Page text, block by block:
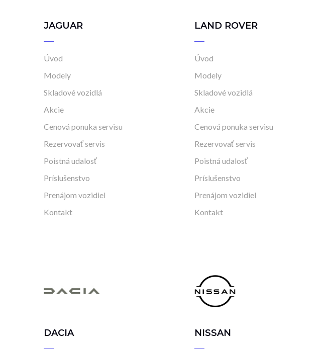
JAGUAR
Úvod
Modely
Skladové vozidlá
Akcie
Cenová ponuka servisu
Rezervovať servis
Poistná udalosť
Príslušenstvo
Prenájom vozidiel
Kontakt
LAND ROVER
Úvod
Modely
Skladové vozidlá
Akcie
Cenová ponuka servisu
Rezervovať servis
Poistná udalosť
Príslušenstvo
Prenájom vozidiel
Kontakt
DACIA NISSAN